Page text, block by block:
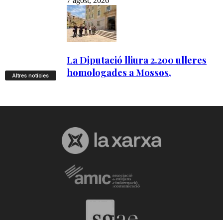
Altres notícies